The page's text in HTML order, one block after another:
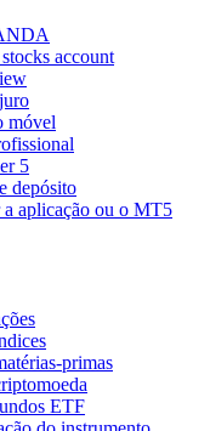
account
móvel
5
depósito
a aplicação ou o MT5
primas
ETF